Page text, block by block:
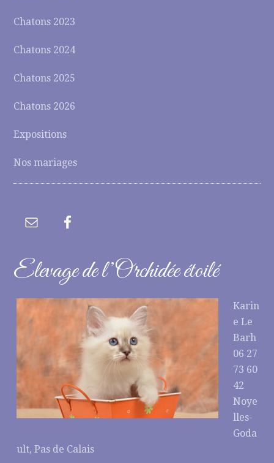
Chatons 2023
Chatons 2024
Chatons 2025
Chatons 2026
Expositions
Nos mariages
Elevage de l’Orchidée étoilé
Karin
e Le
Barh
06 27
73 60
42
Noye
lles-
Goda
ult, Pas de Calais